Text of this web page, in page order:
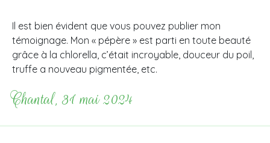
Il est bien évident que vous pouvez publier mon
témoignage. Mon « pépère » est parti en toute beauté
grâce à la chlorella, c’était incroyable, douceur du poil,
truffe a nouveau pigmentée, etc.
Chantal, 31 mai 2024